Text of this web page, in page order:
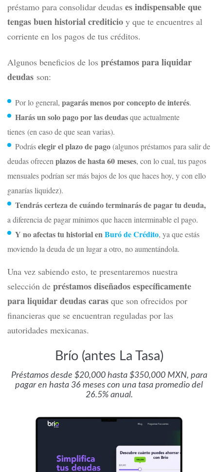
préstamo para consolidar deudas es indispensable que
tengas buen historial crediticio y que te encuentres al
corriente en los pagos de tus créditos.
Algunos beneficios de los préstamos para liquidar
deudas son:
Por lo general, pagarás menos por concepto de interés.
Harás un solo pago por las deudasque actualmente
tienes (en caso de que sean varias).
Podráselegir el plazo de pago(algunos préstamos para salir de
deudas ofrecen plazos de hasta 60 meses, con lo cual, tus pagos
mensuales podrían ser más bajos de los que haces hoy, y con ello
ganarías liquidez).
Tendrás certeza de cuándo terminarás de pagar tu deuda,
a diferencia de pagar mínimos que hacen interminable el pago.
Y no afectas tu historial enBuró de Crédito, ya que estás
moviendo la deuda de un lugar a otro, no aumentándola.
Una vez sabiendo esto, te presentaremos nuestra
selección de préstamos diseñados específicamente
para liquidar deudas caras que son ofrecidos por
financieras que se encuentran reguladas por las
autoridades mexicanas.
Brío (antes La Tasa)
Préstamos desde $20,000 hasta $350,000 MXN, para
pagar en hasta 36 meses con una tasa promedio del
26.5% anual.